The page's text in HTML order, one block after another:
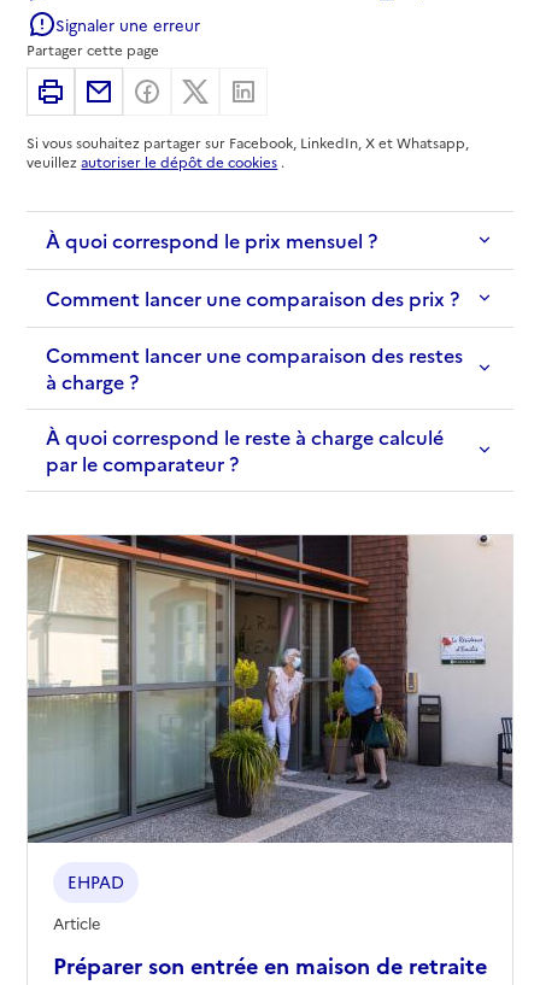
Signaler une erreur
Partager cette page
ImprimerPartager par email
Partager sur Facebook
Partager sur X
Si vous souhaitez partager sur Facebook, LinkedIn, X et Whatsapp,
veuillezautoriser le dépôt de cookies .
À quoi correspond le prix mensuel ?
Comment lancer une comparaison des prix ?
Comment lancer une comparaison des restes
à charge ?
À quoi correspond le reste à charge calculé
par le comparateur ?
Préparer son entrée en maison de retraite
EHPAD
Article